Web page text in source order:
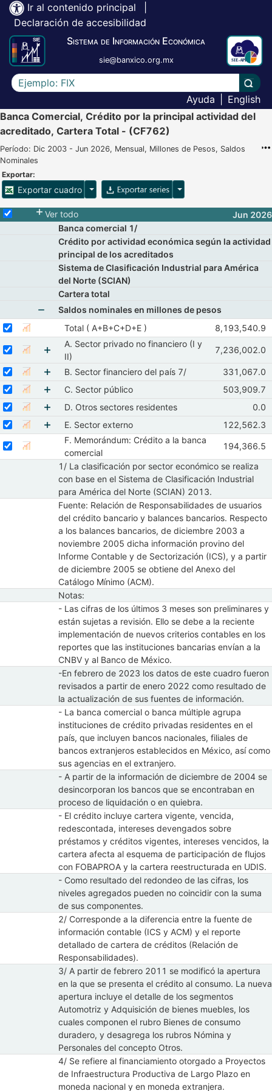
Ir al contenido principal
Declaración de accesibilidad
Sistema de Información Económica
sie@banxico.org.mx
Escriba el texto a buscar
Ayuda
English
Banca Comercial, Crédito por la principal actividad del
acreditado, Cartera Total - (CF762)
Período: Dic 2003 - Jun 2026, Mensual, Millones de Pesos, Saldos
Nominales
Exportar:
Exportar cuadro Opciones para exportar cuadroOpciones para exportar
Selecciona o desmarca todas las series
Ver todo
Jun 2026
Banca comercial 1/
Crédito por actividad económica según la actividad
principal de los acreditados
Sistema de Clasificación Industrial para América
del Norte (SCIAN)
Cartera total
Mostrar elementos de Saldos nominales en
Saldos nominales en millones de pesos
Seleccione sus series
Seleccionar serie Total ( A+B+C+D+E )Mostrar gráfica de la serie Total ( A+B+C+D+E )
Total ( A+B+C+D+E ) Abr 2026
8,193,540.9
Seleccione sus series
Seleccionar serie A. Sector privado no financiero (I y II)
Mostrar gráfica de la serie A. Sector privado no financiero
Mostrar elementos de A. Sector privado no
A. Sector privado no financiero (I y
II)
Abr 2026
7,236,002.0
Seleccione sus series
Seleccionar serie B. Sector financiero del país 7/Mostrar gráfica de la serie B. Sector financiero del país 7/
Mostrar elementos de B. Sector financiero del
B. Sector financiero del país 7/ Abr 2026
331,067.0
Seleccione sus series
Seleccionar serie C. Sector públicoMostrar gráfica de la serie C. Sector público
Mostrar elementos de C. Sector público
C. Sector público Abr 2026
503,909.7
Seleccione sus series
Seleccionar serie D. Otros sectores residentesMostrar gráfica de la serie D. Otros sectores residentes
Mostrar elementos de D. Otros sectores
D. Otros sectores residentes Abr
0.0
Seleccione sus series
Seleccionar serie E. Sector externoMostrar gráfica de la serie E. Sector externo
Mostrar elementos de E. Sector externo
E. Sector externo Abr 2026
122,562.3
Seleccione sus series
Seleccionar serie F. Memorándum: Crédito a la banca comercial
Mostrar gráfica de la serie F. Memorándum: Crédito a
F. Memorándum: Crédito a la banca
comercial
Abr 2026
194,366.5
1/ La clasificación por sector económico se realiza
con base en el Sistema de Clasificación Industrial
para América del Norte (SCIAN) 2013.
Fuente: Relación de Responsabilidades de usuarios
del crédito bancario y balances bancarios. Respecto
a los balances bancarios, de diciembre 2003 a
noviembre 2005 dicha información provino del
Informe Contable y de Sectorización (ICS), y a partir
de diciembre 2005 se obtiene del Anexo del
Catálogo Mínimo (ACM).
Notas:
- Las cifras de los últimos 3 meses son preliminares y
están sujetas a revisión. Ello se debe a la reciente
implementación de nuevos criterios contables en los
reportes que las instituciones bancarias envían a la
CNBV y al Banco de México.
-En febrero de 2023 los datos de este cuadro fueron
revisados a partir de enero 2022 como resultado de
la actualización de sus fuentes de información.
- La banca comercial o banca múltiple agrupa
instituciones de crédito privadas residentes en el
país, que incluyen bancos nacionales, filiales de
bancos extranjeros establecidos en México, así como
sus agencias en el extranjero.
- A partir de la información de diciembre de 2004 se
desincorporan los bancos que se encontraban en
proceso de liquidación o en quiebra.
- El crédito incluye cartera vigente, vencida,
redescontada, intereses devengados sobre
préstamos y créditos vigentes, intereses vencidos, la
cartera afecta al esquema de participación de flujos
con FOBAPROA y la cartera reestructurada en UDIS.
- Como resultado del redondeo de las cifras, los
niveles agregados pueden no coincidir con la suma
de sus componentes.
2/ Corresponde a la diferencia entre la fuente de
información contable (ICS y ACM) y el reporte
detallado de cartera de créditos (Relación de
Responsabilidades).
3/ A partir de febrero 2011 se modificó la apertura
en la que se presenta el crédito al consumo. La nueva
apertura incluye el detalle de los segmentos
Automotriz y Adquisición de bienes muebles, los
cuales componen el rubro Bienes de consumo
duradero, y desagrega los rubros Nómina y
Personales del concepto Otros.
4/ Se refiere al financiamiento otorgado a Proyectos
de Infraestructura Productiva de Largo Plazo en
moneda nacional y en moneda extranjera.